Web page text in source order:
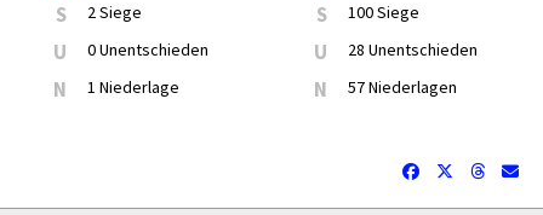
S 2 Siege
U 0 Unentschieden
N 1 Niederlage
S 100 Siege
U 28 Unentschieden
N 57 Niederlagen